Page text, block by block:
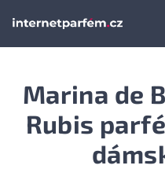
Marina de
Rubis